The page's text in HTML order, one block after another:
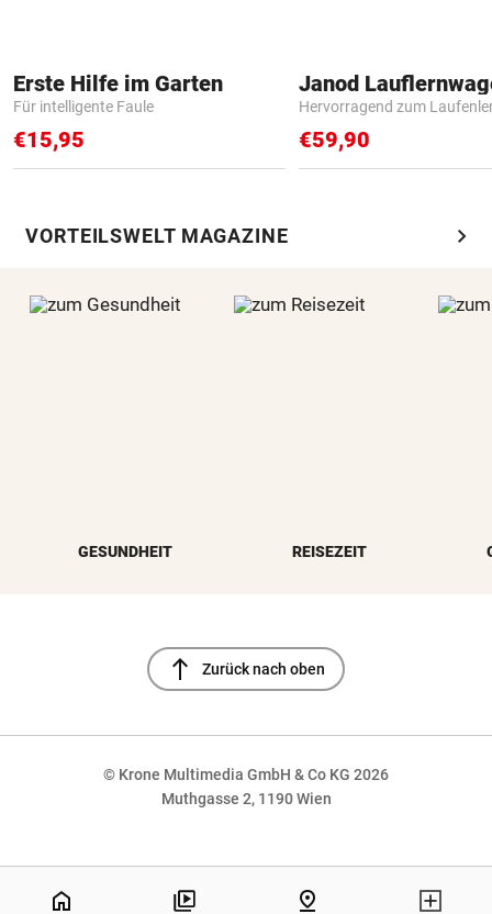
Erste Hilfe im Garten
Für intelligente Faule
€15,95
Janod
Hervorragend zum
€59,90
VORTEILSWELT MAGAZINE chevron_right
GESUNDHEIT REISEZEIT
north Zurück nach oben
© Krone Multimedia GmbH & Co KG 2026
Muthgasse 2, 1190 Wien
home pin_drop
NaN%